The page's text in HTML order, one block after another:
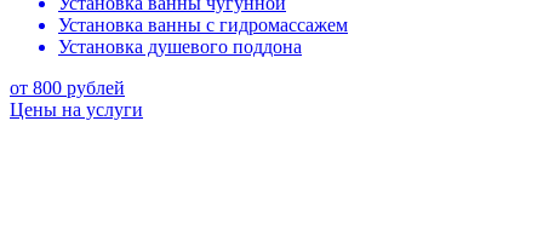
Установка ванны с гидромассажем
Установка душевого поддона
от 800 рублей
Цены на услуги